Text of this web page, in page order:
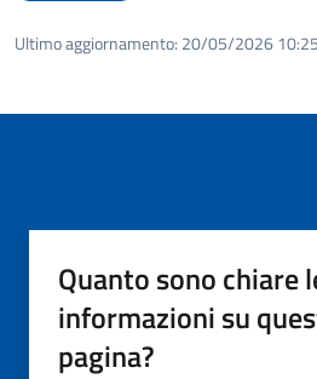
Ultimo aggiornamento: 20/05/2026
Quanto sono chiare
informazioni su
pagina?